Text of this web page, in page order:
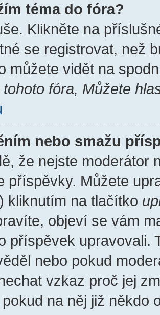
téma do fóra?
Klikněte na
se registrovat, než
můžete vidět na
fóra, Můžete
nebo smažu
že nejste moderátor
příspěvky. Můžete
kliknutím na tlačítko
objeví se vám
příspěvek upravovali.
nebo pokud
vzkaz proč jej
na něj již někdo